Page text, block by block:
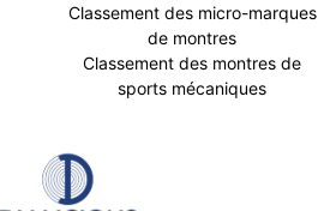
Classement des micro-marques
de montres
Classement des montres de
sports mécaniques